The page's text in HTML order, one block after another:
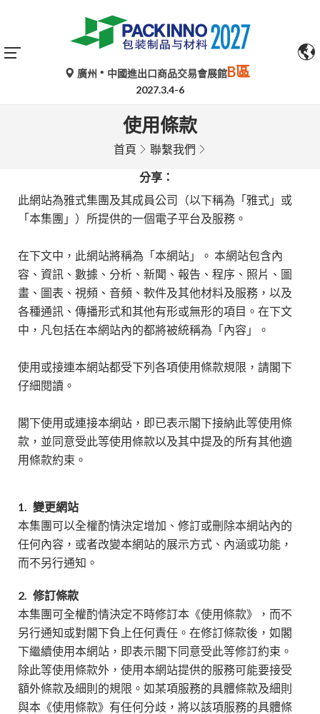
廣州 中國進出口商品交易會展館B區
2027.3.4-6
使用條款
首頁 聯繫我們
分享：
此網站為雅式集團及其成員公司（以下稱為「雅式」或
「本集團」）所提供的一個電子平台及服務。
在下文中，此網站將稱為「本網站」。 本網站包含內
容、資訊、數據、分析、新聞、報告、程序、照片、圖
畫、圖表、視頻、音頻、軟件及其他材料及服務，以及
各種通訊、傳播形式和其他有形或無形的項目。在下文
中，凡包括在本網站內的都將被統稱為「內容」。
使用或接連本網站都受下列各項使用條款規限，請閣下
仔細閱讀。
閣下使用或連接本網站，即已表示閣下接納此等使用條
款，並同意受此等使用條款以及其中提及的所有其他適
用條款約束。
1. 變更網站
本集團可以全權酌情決定增加、修訂或刪除本網站內的
任何內容，或者改變本網站的展示方式、內涵或功能，
而不另行通知。
2. 修訂條款
本集團可全權酌情決定不時修訂本《使用條款》，而不
另行通知或對閣下負上任何責任。在修訂條款後，如閣
下繼續使用本網站，即表示閣下同意受此等修訂約束。
除此等使用條款外，使用本網站提供的服務可能要接受
額外條款及細則的規限。如某項服務的具體條款及細則
與本《使用條款》有任何分歧，將以該項服務的具體條